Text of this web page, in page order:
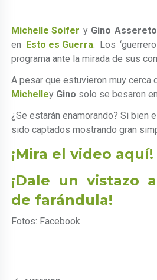
Michelle Soifer y Gino Assereto
en Esto es Guerra. Los
programa ante la mirada de sus
A pesar que estuvieron muy cerca
Michelley Gino solo se besaron
¿Se estarán enamorando? Si bien
sido captados mostrando gran
¡Mira el video aquí!
¡Dale un vistazo
de farándula!
Fotos: Facebook